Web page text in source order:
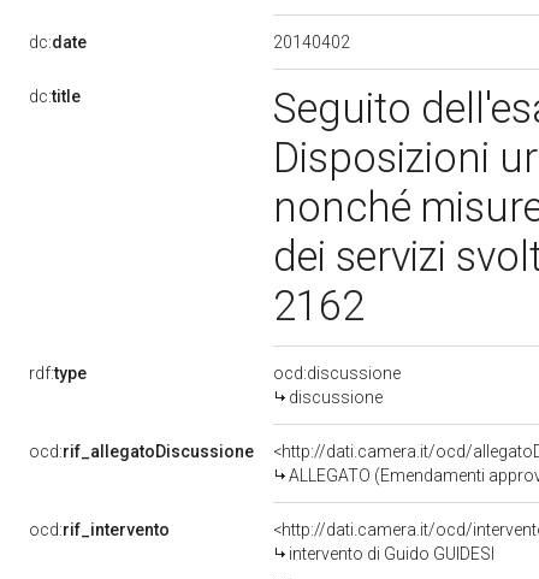
dc:date 20140402
dc:title
Seguito
Disposizioni
nonché
dei servizi
2162
rdf:type
ocd:discussione
discussione
ocd:rif_allegatoDiscussione
<http://dati.camera.it/ocd/
ALLEGATO (Emendamenti
ocd:rif_intervento
<http://dati.camera.it/ocd/
intervento di Guido GUIDESI